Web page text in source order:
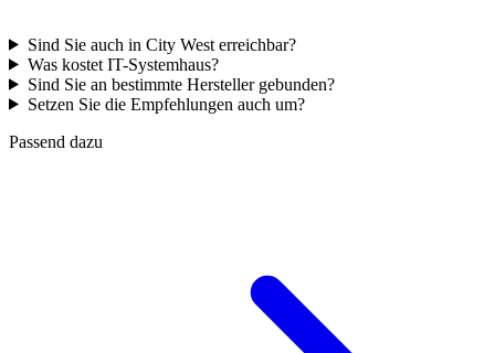
Sind Sie auch in City West erreichbar?
Was kostet IT-Systemhaus?
Sind Sie an bestimmte Hersteller gebunden?
Setzen Sie die Empfehlungen auch um?
Passend dazu